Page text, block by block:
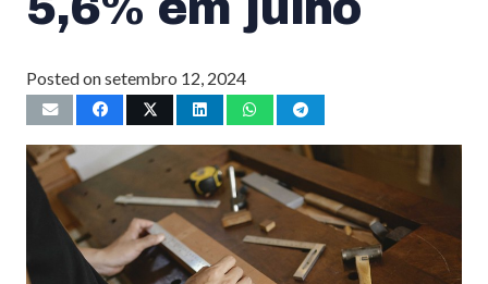
Posted onsetembro 12, 2024